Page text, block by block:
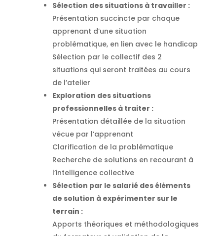
Sélection des situations à travailler :
Présentation succincte par chaque
apprenant d’une situation
problématique, en lien avec le handicap
Sélection par le collectif des 2
situations qui seront traitées au cours
de l’atelier
Exploration des situations
professionnelles à traiter :
Présentation détaillée de la situation
vécue par l’apprenant
Clarification de la problématique
Recherche de solutions en recourant à
l’intelligence collective
Sélection par le salarié des éléments
de solution à expérimenter sur le
terrain :
Apports théoriques et méthodologiques